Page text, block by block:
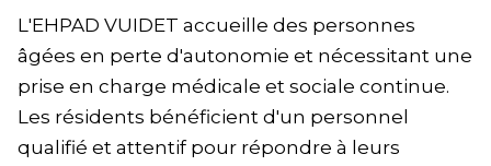
L'EHPAD VUIDET accueille des personnes
âgées en perte d'autonomie et nécessitant une
prise en charge médicale et sociale continue.
Les résidents bénéficient d'un personnel
qualifié et attentif pour répondre à leurs